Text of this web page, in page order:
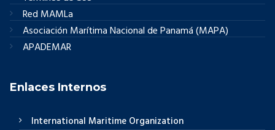
Red MAMLa
Asociación Marítima Nacional de Panamá (MAPA)
APADEMAR
Enlaces Internos
International Maritime Organization